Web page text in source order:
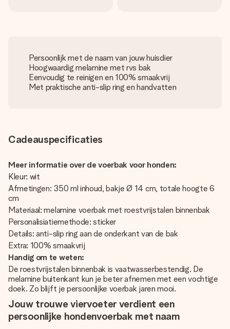
Persoonlijk met de naam van jouw huisdier
Hoogwaardig melamine met rvs bak
Eenvoudig te reinigen en 100% smaakvrij
Met praktische anti-slip ring en handvatten
Cadeauspecificaties
Meer informatie over de voerbak voor honden:
Kleur: wit
Afmetingen: 350 ml inhoud, bakje Ø 14 cm, totale hoogte 6
cm
Materiaal: melamine voerbak met roestvrijstalen binnenbak
Personalisiatiemethode: sticker
Details: anti-slip ring aan de onderkant van de bak
Extra: 100% smaakvrij
Handig om te weten:
De roestvrijstalen binnenbak is vaatwasserbestendig. De
melamine buitenkant kun je beter afnemen met een vochtige
doek. Zo blijft je persoonlijke voerbak jaren mooi.
Jouw trouwe viervoeter verdient een
persoonlijke hondenvoerbak met naam